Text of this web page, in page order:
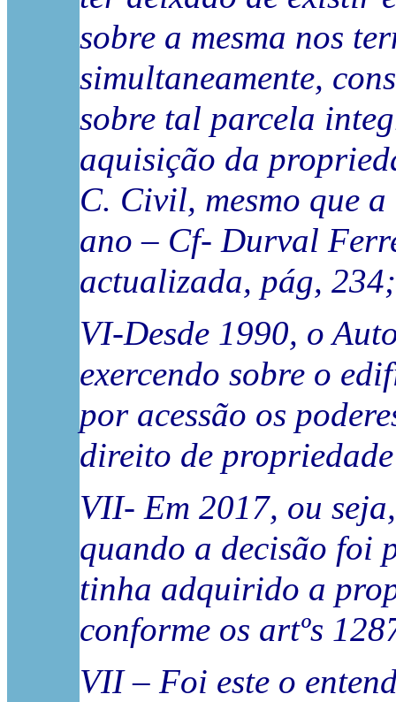
sobre a mesma nos
simultaneamente,
sobre tal parcela
aquisição da
C. Civil, mesmo que
ano – Cf- Durval
actualizada, pág, 234;
VI-Desde 1990, o
exercendo sobre o
por acessão os
direito de propriedade
VII- Em 2017, ou
quando a decisão foi
tinha adquirido a
conforme os artºs
VII – Foi este o